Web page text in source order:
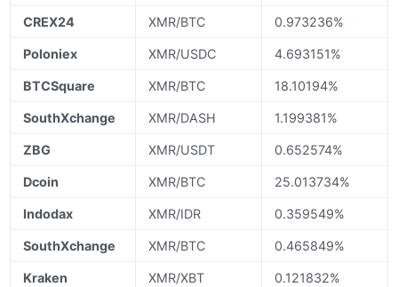
CREX24 XMR/BTC 0.973236%
Poloniex XMR/USDC 4.693151%
BTCSquare XMR/BTC 18.10194%
SouthXchange XMR/DASH 1.199381%
ZBG XMR/USDT 0.652574%
Dcoin XMR/BTC 25.013734%
Indodax XMR/IDR 0.359549%
SouthXchange XMR/BTC 0.465849%
Kraken XMR/XBT 0.121832%